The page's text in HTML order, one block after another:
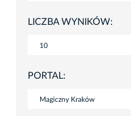
LICZBA WYNIKÓW:
PORTAL: